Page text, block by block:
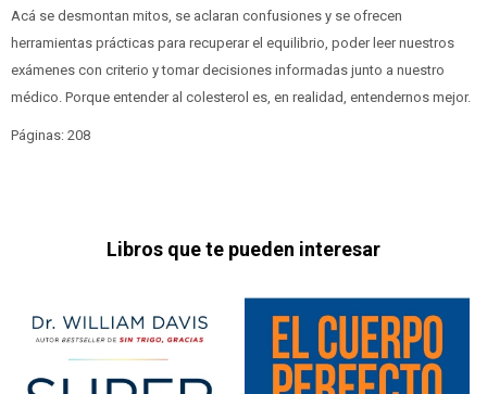
Acá se desmontan mitos, se aclaran confusiones y se ofrecen
herramientas prácticas para recuperar el equilibrio, poder leer nuestros
exámenes con criterio y tomar decisiones informadas junto a nuestro
médico. Porque entender al colesterol es, en realidad, entendernos mejor.
Páginas: 208
Libros que te pueden interesar